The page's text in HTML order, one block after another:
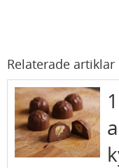
Relaterade artiklar